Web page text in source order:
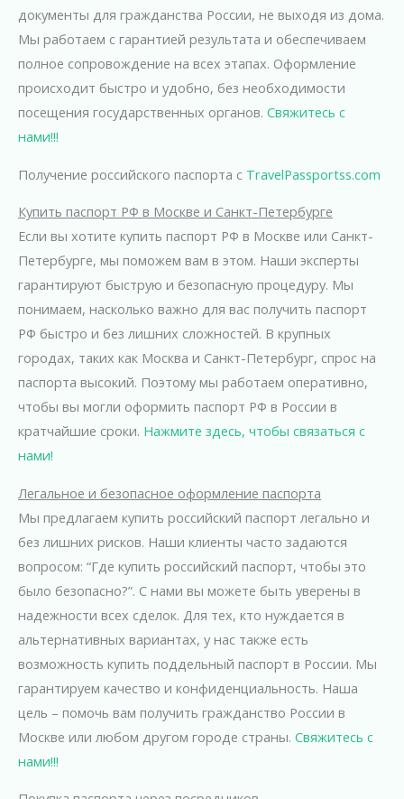
документы для гражданства России, не выходя из дома.
Мы работаем с гарантией результата и обеспечиваем
полное сопровождение на всех этапах. Оформление
происходит быстро и удобно, без необходимости
посещения государственных органов. Свяжитесь с
нами!!!
Получение российского паспорта с TravelPassportss.com
Купить паспорт РФ в Москве и Санкт-Петербурге
Если вы хотите купить паспорт РФ в Москве или Санкт-
Петербурге, мы поможем вам в этом. Наши эксперты
гарантируют быструю и безопасную процедуру. Мы
понимаем, насколько важно для вас получить паспорт
РФ быстро и без лишних сложностей. В крупных
городах, таких как Москва и Санкт-Петербург, спрос на
паспорта высокий. Поэтому мы работаем оперативно,
чтобы вы могли оформить паспорт РФ в России в
кратчайшие сроки. Нажмите здесь, чтобы связаться с
нами!
Легальное и безопасное оформление паспорта
Мы предлагаем купить российский паспорт легально и
без лишних рисков. Наши клиенты часто задаются
вопросом: “Где купить российский паспорт, чтобы это
было безопасно?”. С нами вы можете быть уверены в
надежности всех сделок. Для тех, кто нуждается в
альтернативных вариантах, у нас также есть
возможность купить поддельный паспорт в России. Мы
гарантируем качество и конфиденциальность. Наша
цель – помочь вам получить гражданство России в
Москве или любом другом городе страны. Свяжитесь с
нами!!!